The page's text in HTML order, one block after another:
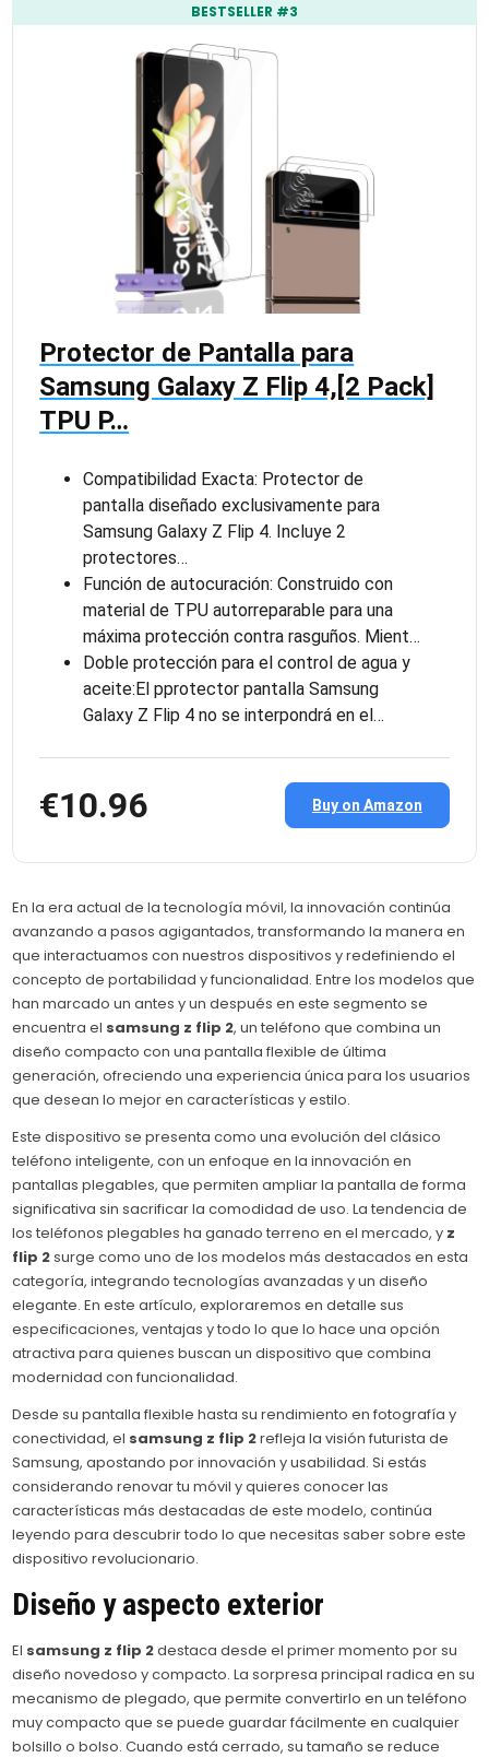
BESTSELLER #3
Protector de Pantalla para
Samsung Galaxy Z Flip 4,[2 Pack]
TPU P…
Compatibilidad Exacta: Protector de
pantalla diseñado exclusivamente para
Samsung Galaxy Z Flip 4. Incluye 2
protectores…
Función de autocuración: Construido con
material de TPU autorreparable para una
máxima protección contra rasguños. Mient…
Doble protección para el control de agua y
aceite:El pprotector pantalla Samsung
Galaxy Z Flip 4 no se interpondrá en el…
€10.96 Buy on Amazon
En la era actual de la tecnología móvil, la innovación continúa
avanzando a pasos agigantados, transformando la manera en
que interactuamos con nuestros dispositivos y redefiniendo el
concepto de portabilidad y funcionalidad. Entre los modelos que
han marcado un antes y un después en este segmento se
encuentra el samsung z flip 2, un teléfono que combina un
diseño compacto con una pantalla flexible de última
generación, ofreciendo una experiencia única para los usuarios
que desean lo mejor en características y estilo.
Este dispositivo se presenta como una evolución del clásico
teléfono inteligente, con un enfoque en la innovación en
pantallas plegables, que permiten ampliar la pantalla de forma
significativa sin sacrificar la comodidad de uso. La tendencia de
los teléfonos plegables ha ganado terreno en el mercado, y z
flip 2surge como uno de los modelos más destacados en esta
categoría, integrando tecnologías avanzadas y un diseño
elegante. En este artículo, exploraremos en detalle sus
especificaciones, ventajas y todo lo que lo hace una opción
atractiva para quienes buscan un dispositivo que combina
modernidad con funcionalidad.
Desde su pantalla flexible hasta su rendimiento en fotografía y
conectividad, el samsung z flip 2refleja la visión futurista de
Samsung, apostando por innovación y usabilidad. Si estás
considerando renovar tu móvil y quieres conocer las
características más destacadas de este modelo, continúa
leyendo para descubrir todo lo que necesitas saber sobre este
dispositivo revolucionario.
Diseño y aspecto exterior
El samsung z flip 2destaca desde el primer momento por su
diseño novedoso y compacto. La sorpresa principal radica en su
mecanismo de plegado, que permite convertirlo en un teléfono
muy compacto que se puede guardar fácilmente en cualquier
bolsillo o bolso. Cuando está cerrado, su tamaño se reduce